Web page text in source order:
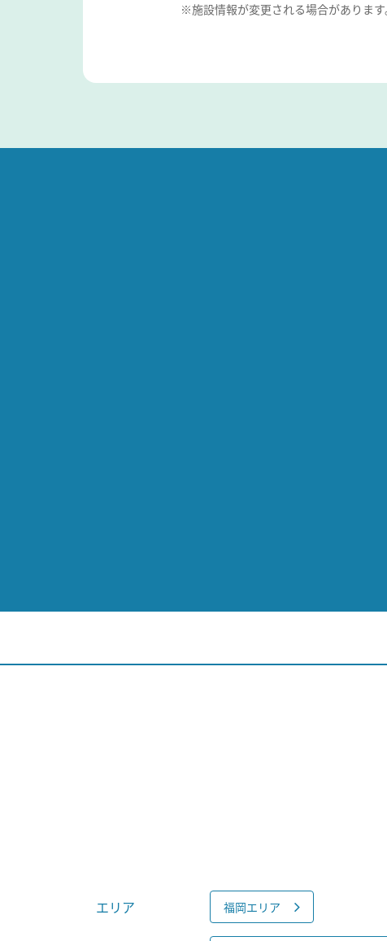
※施設情報が変更される場合がありま
エリア 福岡エリア